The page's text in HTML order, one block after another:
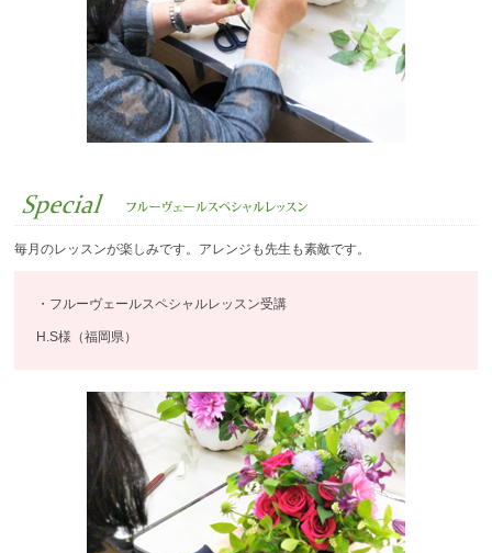
毎月のレッスンが楽しみです。アレンジも先生も素敵です。
・フルーヴェールスペシャルレッスン受講
H.S様（福岡県）